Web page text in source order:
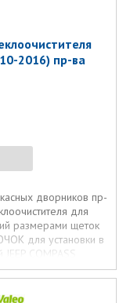
2016) пр-ва
дворников пр-
для
размерами щеток
для установки в
COMPASS